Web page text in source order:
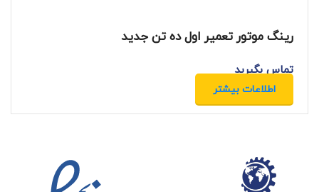
رینگ موتور تعمیر اول ده تن جدید
تماس بگیرید
اطلاعات بیشتر